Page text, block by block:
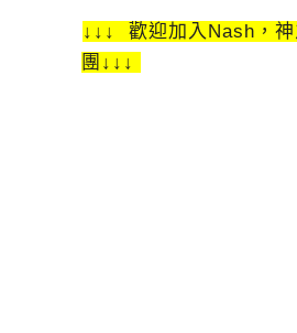
↓↓↓ 歡迎加入Nash，神
團↓↓↓